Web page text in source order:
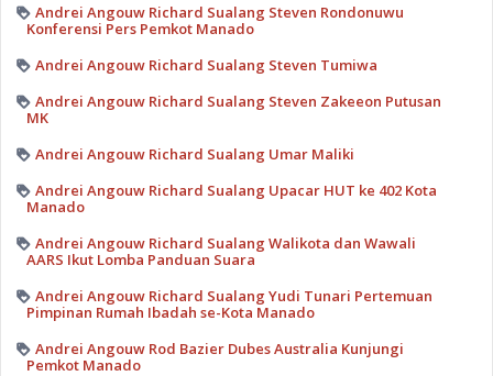
Andrei Angouw Richard Sualang Steven Rondonuwu
Konferensi Pers Pemkot Manado
Andrei Angouw Richard Sualang Steven Tumiwa
Andrei Angouw Richard Sualang Steven Zakeeon Putusan
MK
Andrei Angouw Richard Sualang Umar Maliki
Andrei Angouw Richard Sualang Upacar HUT ke 402 Kota
Manado
Andrei Angouw Richard Sualang Walikota dan Wawali
AARS Ikut Lomba Panduan Suara
Andrei Angouw Richard Sualang Yudi Tunari Pertemuan
Pimpinan Rumah Ibadah se-Kota Manado
Andrei Angouw Rod Bazier Dubes Australia Kunjungi
Pemkot Manado